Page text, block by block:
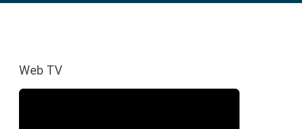
Web TV